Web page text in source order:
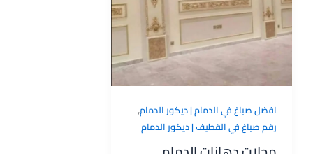
افضل صباغ في الدمام | ديكور الدمام,
رقم صباغ في القطيف | ديكور الدمام